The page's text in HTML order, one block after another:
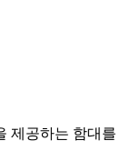
제공하는 함대를